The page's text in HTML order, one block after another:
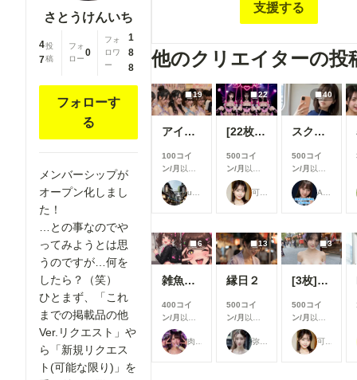
さとうけんいち
4
7
投
稿
フォ
ロー
0
フォ
ロワ
ー
1
8
8
フォローす
る
メンバーシップが
オープン化しまし
た！
…との事なのでや
ってみようとは思
うのですが…何を
したら？（笑）
ひとまず、「これ
までの掲載品の他
Ver.リクエスト」や
ら「新規リクエス
ト(可能な限り)」を
支援する
他のクリエイターの投
19
アイドル2
100コイ
ン/月 以上
支援すると
見ることが
できます
user_Osk
22
[22枚]裏ライブでは生で中出しOK&精液を糸を引いて垂れ流す激カワ激エロアイドル🍼💕
500コイ
ン/月 以上
支援すると
見ることが
できます
可愛い女の子のAIグラビア写真集
40
スク水痴女と電車ファック🚃
500コイ
ン/月 以上
支援すると
見ることが
できます
ARTIFICIAL-GIRLS
6
雑魚メスガキ
400コイ
ン/月 以上
支援すると
見ることが
できます
肉便器製造機
13
縁日２
500コイ
ン/月 以上
支援すると
見ることが
できます
弥太郎
3
[3枚]夏祭り会場で恥ずかしい格好をしちゃう清楚系美女
500コイ
ン/月 以上
支援すると
見ることが
できます
可愛い女の子のAIグラビア写真集